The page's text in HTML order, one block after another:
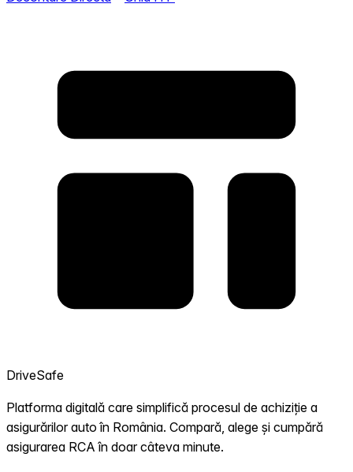
DriveSafe
Platforma digitală care simplifică procesul de achiziție a
asigurărilor auto în România. Compară, alege și cumpără
asigurarea RCA în doar câteva minute.